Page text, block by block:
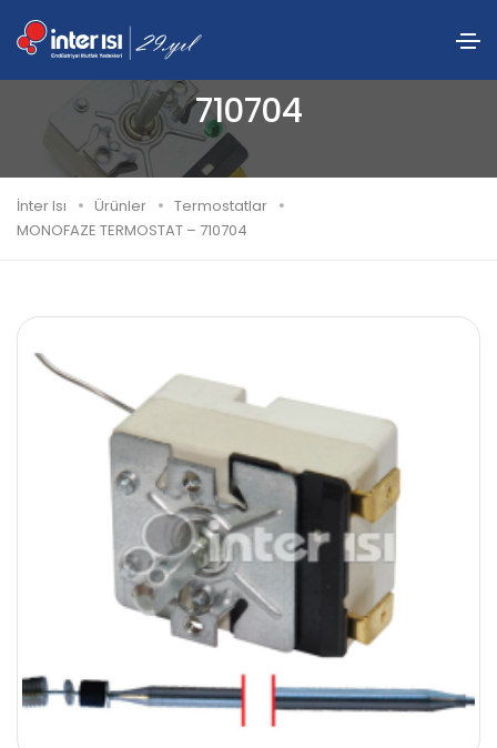
MONOFAZE TERMOSTAT –
710704
İnter Isı Ürünler
Termostatlar
MONOFAZE TERMOSTAT – 710704